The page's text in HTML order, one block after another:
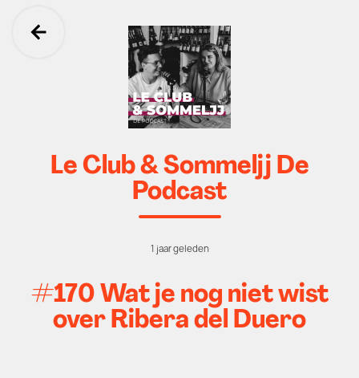
Ga terug
Le Club & Sommeljj De
Podcast
1 jaar geleden
#170 Wat je nog niet wist
over Ribera del Duero